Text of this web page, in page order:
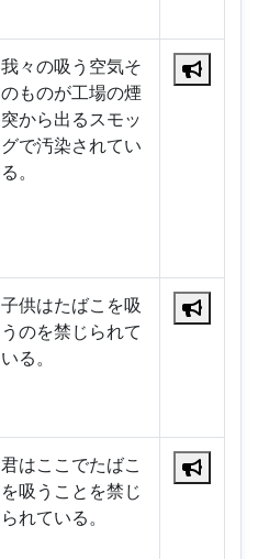
我々の吸う空気そ
のものが工場の煙
突から出るスモッ
グで汚染されてい
る。
子供はたばこを吸
うのを禁じられて
いる。
君はここでたばこ
を吸うことを禁じ
られている。